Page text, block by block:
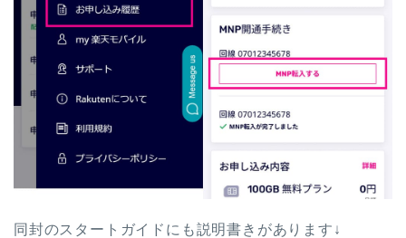
同封のスタートガイドにも説明書きがあります↓